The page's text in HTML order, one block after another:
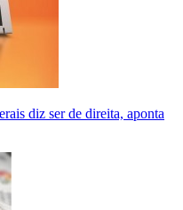
diz ser de direita, aponta